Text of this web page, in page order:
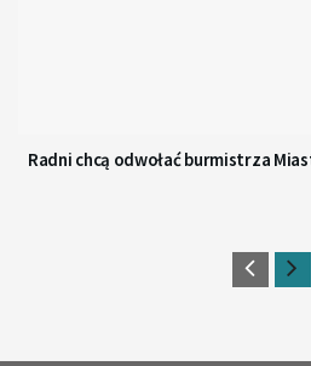
Radni chcą odwołać burmistrza